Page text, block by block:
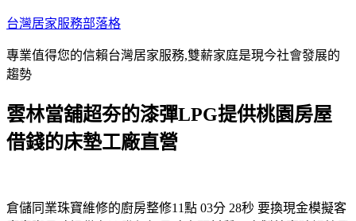
跳
主
要
容
台灣居家服務部落格
專業值得您的信賴台灣居家服務,雙薪家庭是現今社會發展的
趨勢
雲林當舖超夯的漆彈LPG提供桃園房屋
借錢的床墊工廠直營
倉儲同業珠寶維修的廚房整修11點 03分 28秒 要換現金模擬客